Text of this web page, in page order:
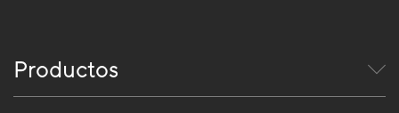
Productos